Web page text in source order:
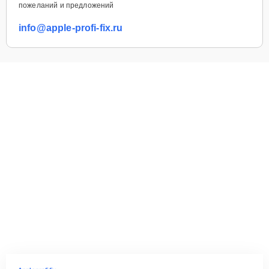
пожеланий и предложений
info@apple-profi-fix.ru